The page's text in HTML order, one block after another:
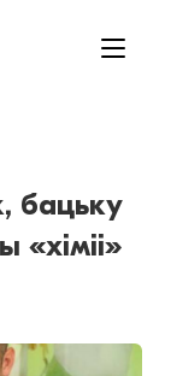
бацьку
«хіміі»